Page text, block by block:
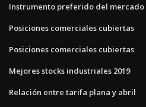
Instrumento preferido del mercado
Posiciones comerciales cubiertas
Posiciones comerciales cubiertas
Mejores stocks industriales 2019
Relación entre tarifa plana y abril